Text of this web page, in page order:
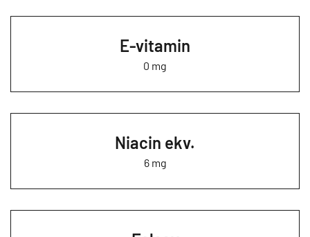
E-vitamin
0 mg
Niacin ekv.
6 mg